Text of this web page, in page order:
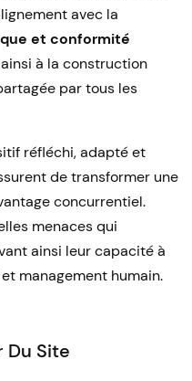
avec la
et conformité
à la construction
par tous les
réfléchi, adapté et
de transformer une
concurrentiel.
menaces qui
ainsi leur capacité à
management humain.
Site